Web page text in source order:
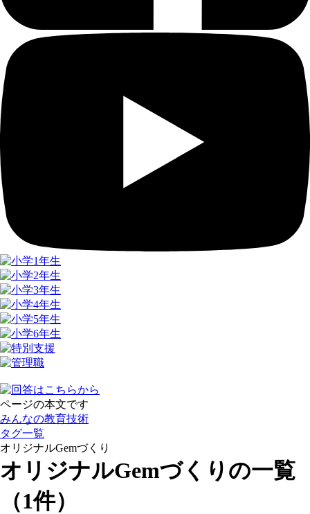
ページの本文です
みんなの教育技術
タグ一覧
オリジナルGemづくり
オリジナルGemづくりの一覧
（1件）